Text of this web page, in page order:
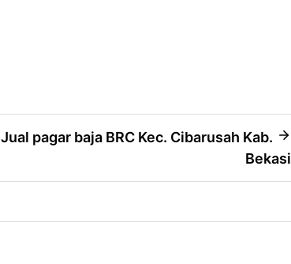
Jual pagar baja BRC Kec. Cibarusah Kab.
Bekasi